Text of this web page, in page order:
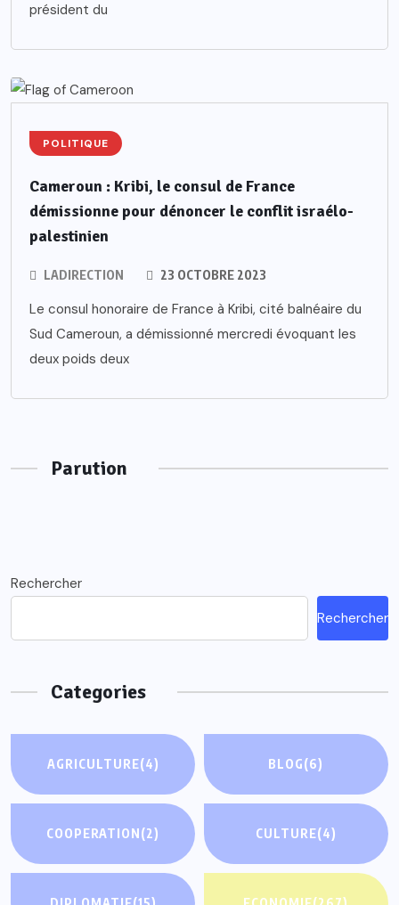
président du
POLITIQUE
Cameroun : Kribi, le consul de France
démissionne pour dénoncer le conflit israélo-
palestinien
LADIRECTION 23 OCTOBRE 2023
Le consul honoraire de France à Kribi, cité balnéaire du
Sud Cameroun, a démissionné mercredi évoquant les
deux poids deux
Parution
Rechercher
Rechercher
Categories
AGRICULTURE(4) BLOG(6)
COOPERATION(2) CULTURE(4)